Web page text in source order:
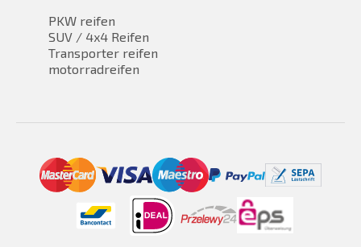
PKW reifen
SUV / 4x4 Reifen
Transporter reifen
motorradreifen